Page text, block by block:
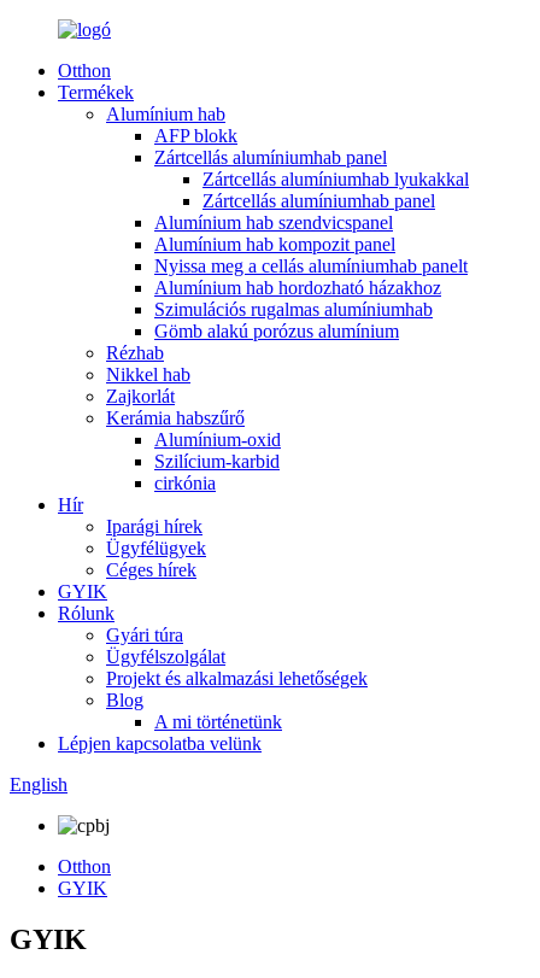
Otthon
Termékek
Alumínium hab
AFP blokk
Zártcellás alumíniumhab panel
Zártcellás alumíniumhab lyukakkal
Zártcellás alumíniumhab panel
Alumínium hab szendvicspanel
Alumínium hab kompozit panel
Nyissa meg a cellás alumíniumhab panelt
Alumínium hab hordozható házakhoz
Szimulációs rugalmas alumíniumhab
Gömb alakú porózus alumínium
Rézhab
Nikkel hab
Zajkorlát
Kerámia habszűrő
Alumínium-oxid
Szilícium-karbid
cirkónia
Hír
Iparági hírek
Ügyfélügyek
Céges hírek
GYIK
Rólunk
Gyári túra
Ügyfélszolgálat
Projekt és alkalmazási lehetőségek
Blog
A mi történetünk
Lépjen kapcsolatba velünk
English
Otthon
GYIK
GYIK